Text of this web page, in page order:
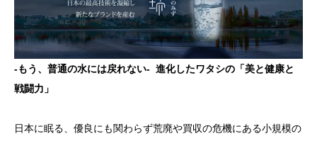
-もう、普通の水には戻れない- 進化したワタシの「美と健康と
戦闘力」
日本に眠る、優良にも関わらず荒廃や買収の危機にある小規模の